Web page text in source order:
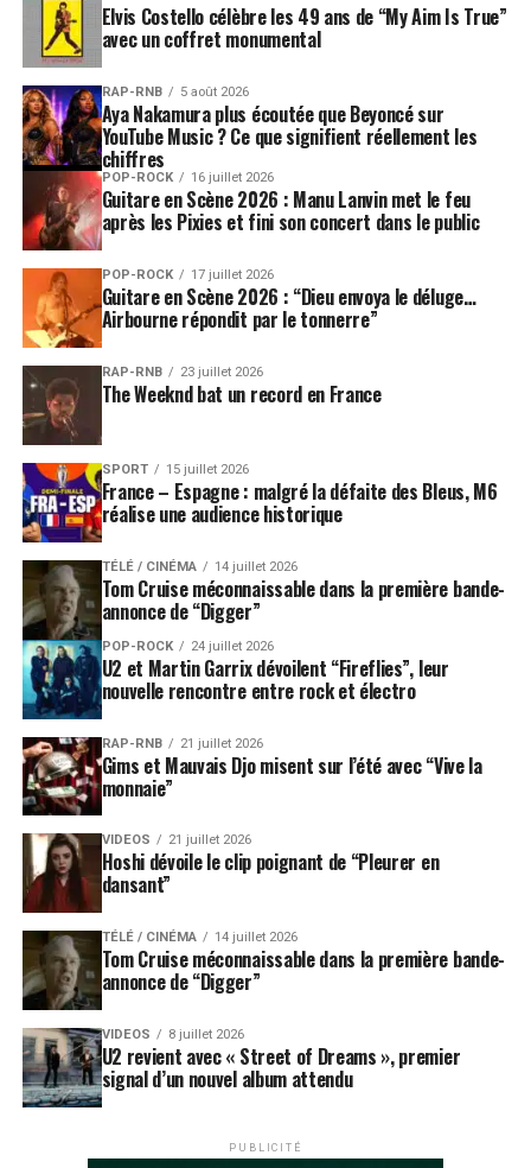
Elvis Costello célèbre les 49 ans de “My Aim Is True”
avec un coffret monumental
RAP-RNB 5 août 2026
Aya Nakamura plus écoutée que Beyoncé sur
YouTube Music ? Ce que signifient réellement les
chiffres
POP-ROCK 16 juillet 2026
Guitare en Scène 2026 : Manu Lanvin met le feu
après les Pixies et fini son concert dans le public
POP-ROCK 17 juillet 2026
Guitare en Scène 2026 : “Dieu envoya le déluge…
Airbourne répondit par le tonnerre”
RAP-RNB 23 juillet 2026
The Weeknd bat un record en France
SPORT 15 juillet 2026
France – Espagne : malgré la défaite des Bleus, M6
réalise une audience historique
TÉLÉ / CINÉMA 14 juillet 2026
Tom Cruise méconnaissable dans la première bande-
annonce de “Digger”
POP-ROCK 24 juillet 2026
U2 et Martin Garrix dévoilent “Fireflies”, leur
nouvelle rencontre entre rock et électro
RAP-RNB 21 juillet 2026
Gims et Mauvais Djo misent sur l’été avec “Vive la
monnaie”
VIDEOS 21 juillet 2026
Hoshi dévoile le clip poignant de “Pleurer en
dansant”
TÉLÉ / CINÉMA 14 juillet 2026
Tom Cruise méconnaissable dans la première bande-
annonce de “Digger”
VIDEOS 8 juillet 2026
U2 revient avec « Street of Dreams », premier
signal d’un nouvel album attendu
PUBLICITÉ